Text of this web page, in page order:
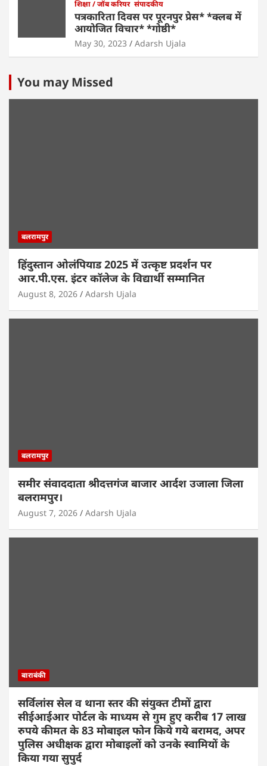
शिक्षा / जॉब करियर संपादकीय
पत्रकारिता दिवस पर पूरनपुर प्रेस* *क्लब में
आयोजित विचार* *गोष्ठी*
May 30, 2023 Adarsh Ujala
You may Missed
बलरामपुर
हिंदुस्तान ओलंपियाड 2025 में उत्कृष्ट प्रदर्शन पर
आर.पी.एस. इंटर कॉलेज के विद्यार्थी सम्मानित
August 8, 2026 Adarsh Ujala
बलरामपुर
समीर संवाददाता श्रीदत्तगंज बाजार आर्दश उजाला जिला
बलरामपुर।
August 7, 2026 Adarsh Ujala
बाराबंकी
सर्विलांस सेल व थाना स्तर की संयुक्त टीमों द्वारा
सीईआईआर पोर्टल के माध्यम से गुम हुए करीब 17 लाख
रुपये कीमत के 83 मोबाइल फोन किये गये बरामद, अपर
पुलिस अधीक्षक द्वारा मोबाइलों को उनके स्वामियों के
किया गया सुपुर्द